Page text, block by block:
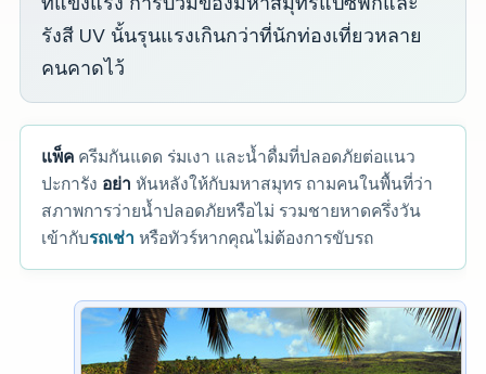
รังสี UV นั้นรุนแรงเกินกว่าที่นักท่องเที่ยวหลาย
คนคาดไว้
แพ็ค ครีมกันแดด ร่มเงา และน้ำดื่มที่ปลอดภัยต่อแนว
ปะการัง อย่า หันหลังให้กับมหาสมุทร ถามคนในพื้นที่ว่า
สภาพการว่ายน้ำปลอดภัยหรือไม่ รวมชายหาดครึ่งวัน
เข้ากับรถเช่า หรือทัวร์หากคุณไม่ต้องการขับรถ